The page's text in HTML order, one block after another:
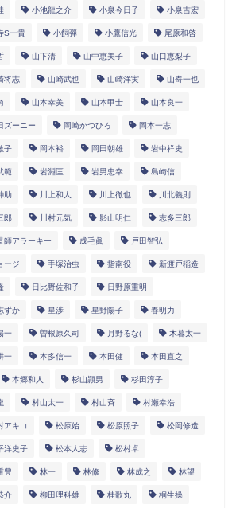
小池龍之介 小泉今日子 小泉吉宏
S一貴 小飼弾 小鷹信光 尾原和啓
山下清 山中恵美子 山口恵梨子
将志 山崎武也 山崎洋実 山嵜一也
山本幸美 山本甲士 山本良一
ズーニー 岡崎かつひろ 岡本一志
子 岡本裕 岡田朝雄 岩中祥史
範 岩淵匡 岩男忠幸 島崎信
助 川上和人 川上徹也 川北義則
郎 川村元気 影山明仁 志多三郎
師アラーキー 成毛眞 戸田智弘
ージ 手塚治虫 指南役 新渡戸稲造
日比野佐和子 日野原重明
ずか 星渉 星野陽子 春明力
一 曽根原久司 月野るな( 木暮太一
一 本多信一 本田健 本田直之
本郷和人 杉山頴男 杉田淳子
村山太一 村山斉 村瀬幸浩
アキコ 松原始 松原照子 松岡修造
洋史子 松本人志 松村卓
豊 林一 林修 林成之 林望
介 柳田理科雄 桂歌丸 桐生操